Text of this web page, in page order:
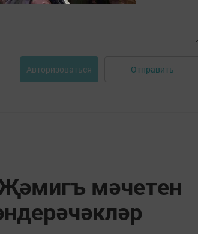
Авторизоваться Отправить
мәчетен